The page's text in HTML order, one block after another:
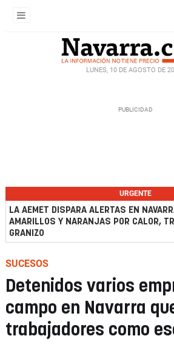
LUNES, 10 DE AGOSTO DE
URGENTE
LA AEMET DISPARA ALERTAS EN
AMARILLOS Y NARANJAS POR CALOR,
GRANIZO
SUCESOS
Detenidos varios
campo en Navarra
trabajadores como